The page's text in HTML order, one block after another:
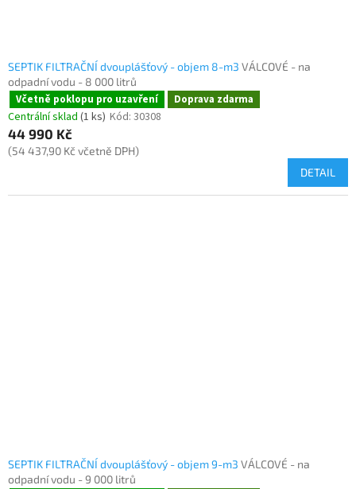
SEPTIK FILTRAČNÍ dvouplášťový - objem 8-m3 VÁLCOVÉ - na
odpadní vodu - 8 000 litrů
Včetně poklopu pro uzavření Doprava zdarma
Centrální sklad (1 ks) Kód: 30308
44 990 Kč
(54 437,90 Kč včetně DPH)
DETAIL
SEPTIK FILTRAČNÍ dvouplášťový - objem 9-m3 VÁLCOVÉ - na
odpadní vodu - 9 000 litrů